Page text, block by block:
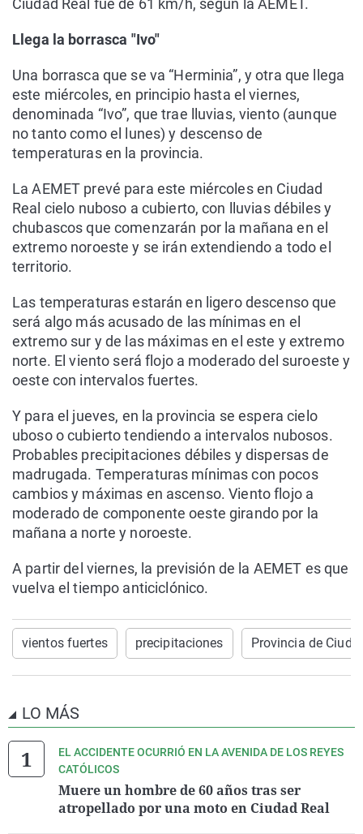
Ciudad Real fue de 61 km/h, según la AEMET.
Llega la borrasca "Ivo"
Una borrasca que se va “Herminia”, y otra que llega
este miércoles, en principio hasta el viernes,
denominada “Ivo”, que trae lluvias, viento (aunque
no tanto como el lunes) y descenso de
temperaturas en la provincia.
La AEMET prevé para este miércoles en Ciudad
Real cielo nuboso a cubierto, con lluvias débiles y
chubascos que comenzarán por la mañana en el
extremo noroeste y se irán extendiendo a todo el
territorio.
Las temperaturas estarán en ligero descenso que
será algo más acusado de las mínimas en el
extremo sur y de las máximas en el este y extremo
norte. El viento será flojo a moderado del suroeste y
oeste con intervalos fuertes.
Y para el jueves, en la provincia se espera cielo
uboso o cubierto tendiendo a intervalos nubosos.
Probables precipitaciones débiles y dispersas de
madrugada. Temperaturas mínimas con pocos
cambios y máximas en ascenso. Viento flojo a
moderado de componente oeste girando por la
mañana a norte y noroeste.
A partir del viernes, la previsión de la AEMET es que
vuelva el tiempo anticiclónico.
vientos fuertes precipitaciones Provincia de
LO MÁS
EL ACCIDENTE OCURRIÓ EN LA AVENIDA DE LOS REYES
CATÓLICOS
Muere un hombre de 60 años tras ser
atropellado por una moto en Ciudad Real